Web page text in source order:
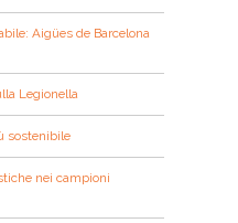
Aigües de Barcelona
Legionella
sostenibile
nei campioni